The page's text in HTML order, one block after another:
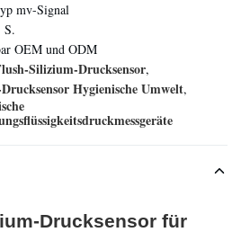
mv-Signal
S.
OEM und ODM
Silizium-Drucksensor,
Hygienische Umwelt,
Drucksensor für